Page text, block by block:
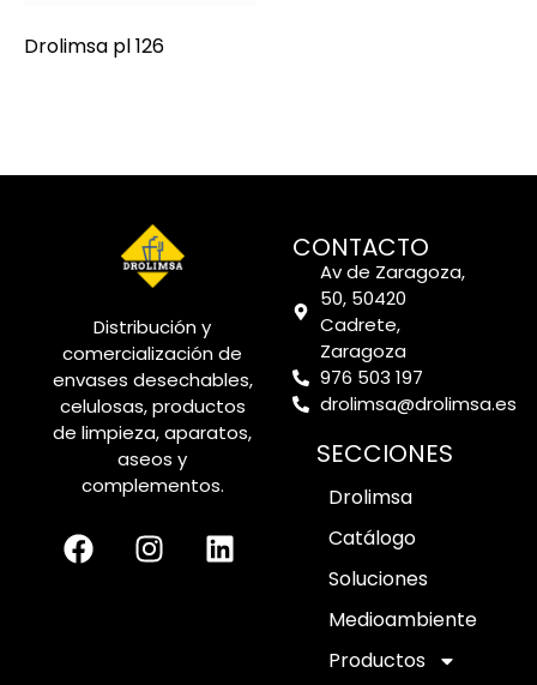
Drolimsa pl 126
Distribución y
comercialización de
envases desechables,
celulosas, productos
de limpieza, aparatos,
aseos y
complementos.
CONTACTO
Av de Zaragoza,
50, 50420
Cadrete,
Zaragoza
976 503 197
drolimsa@drolimsa.es
SECCIONES
Drolimsa
Catálogo
Soluciones
Medioambiente
Productos